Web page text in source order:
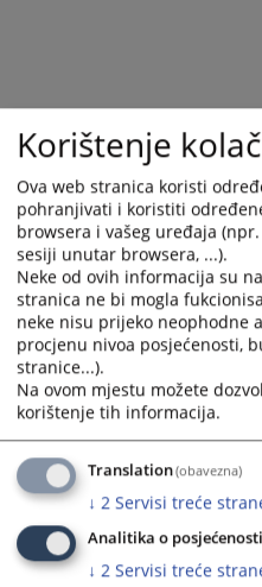
Trenutno
Korištenje
Ova web stranica koristi
pohranjivati i koristiti
browsera i vašeg uređaja
sesiji unutar browsera, ...).
Neke od ovih informacija su
stranica ne bi mogla
neke nisu prijeko neophodne
procjenu nivoa posjećenosti,
stranice...).
Na ovom mjestu možete
korištenje tih informacija.
Translation(obavezna)
↓ 2 Servisi treće
Analitika o
↓ 2 Servisi treće